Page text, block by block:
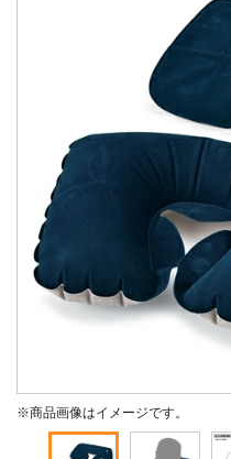
※商品画像はイメージです。